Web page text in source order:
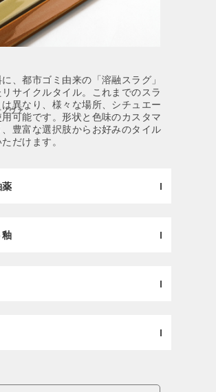
ノヴァ
、都市ゴミ由来の「溶融スラグ」
サイクルタイル。これまでのスラ
異なり、様々な場所、シチュエー
可能です。形状と色味のカスタマ
豊富な選択肢からお好みのタイル
だけます。
薬
釉